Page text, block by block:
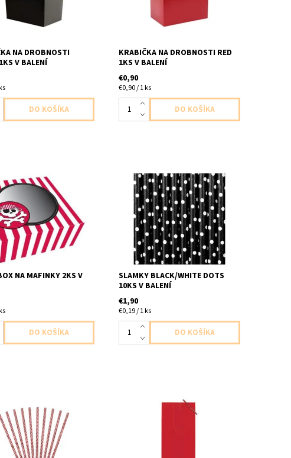
NA DROBNOSTI
V BALENÍ
KRABIČKA NA DROBNOSTI RED
1KS V BALENÍ
€0,90
€0,90 / 1 ks
krabicka pirat 2ks v
16x16x7,5cm
NA MAFINKY 2KS V
papierove slamky cierne s bielymi
bodkami 10ks v balení dĺžka
19,5cm
SLAMKY BLACK/WHITE DOTS
10KS V BALENÍ
€1,90
€0,19 / 1 ks
slamky cervene sipky
dlzka slamky 19,5cm